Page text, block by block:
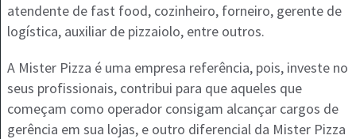
atendente de fast food, cozinheiro, forneiro, gerente de
logística, auxiliar de pizzaiolo, entre outros.
A Mister Pizza é uma empresa referência, pois, investe no
seus profissionais, contribui para que aqueles que
começam como operador consigam alcançar cargos de
gerência em sua lojas, e outro diferencial da Mister Pizza